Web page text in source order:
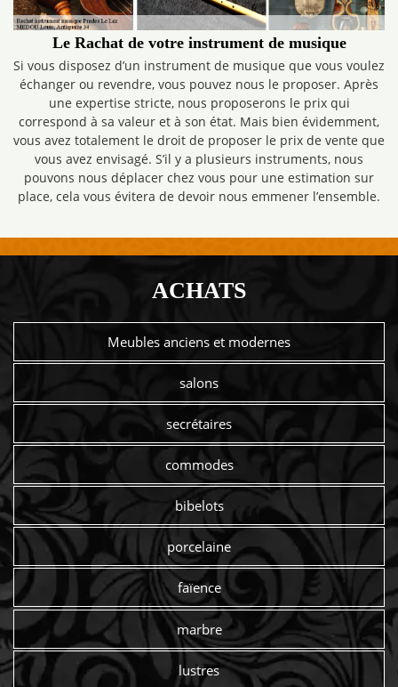
Le Rachat de votre instrument de musique
Si vous disposez d’un instrument de musique que vous voulez
échanger ou revendre, vous pouvez nous le proposer. Après
une expertise stricte, nous proposerons le prix qui
correspond à sa valeur et à son état. Mais bien évidemment,
vous avez totalement le droit de proposer le prix de vente que
vous avez envisagé. S’il y a plusieurs instruments, nous
pouvons nous déplacer chez vous pour une estimation sur
place, cela vous évitera de devoir nous emmener l’ensemble.
ACHATS
Meubles anciens et modernes
salons
secrétaires
commodes
bibelots
porcelaine
faïence
marbre
lustres